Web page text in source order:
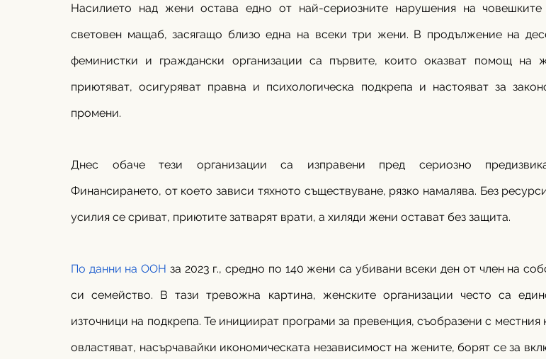
Насилието над жени остава едно от най-сериозните нарушения на
световен мащаб, засягащо близо една на всеки три жени. В продължение на
феминистки и граждански организации са първите, които оказват помощ на
приютяват, осигуряват правна и психологическа подкрепа и настояват за
промени.
Днес обаче тези организации са изправени пред сериозно
Финансирането, от което зависи тяхното съществуване, рязко намалява. Без
усилия се сриват, приютите затварят врати, а хиляди жени остават без защита.
По данни на ООН за 2023 г., средно по 140 жени са убивани всеки ден от член на
си семейство. В тази тревожна картина, женските организации често са
източници на подкрепа. Те инициират програми за превенция, съобразени с местния
овластяват, насърчавайки икономическата независимост на жените, борят се за